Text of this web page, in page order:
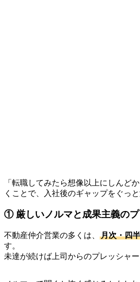
「転職してみたら想像以上にしんど
くことで、入社後のギャップをぐっ
① 厳しいノルマと成果主義の
不動産仲介営業の多くは、 月次・四
す。
未達が続けば上司からのプレッシャ